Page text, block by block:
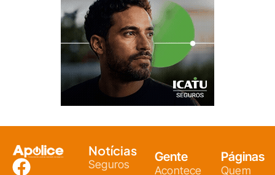
Notícias
Seguros
Gente
Acontece
Páginas
Quem